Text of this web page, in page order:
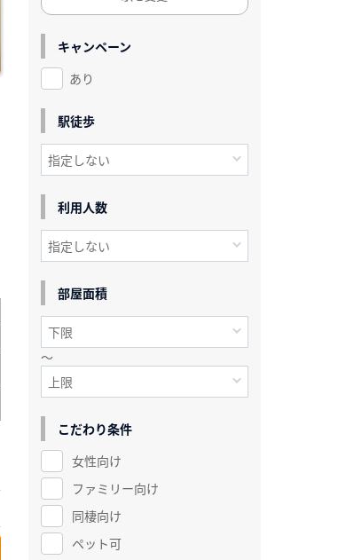
キャンペーン
あり
駅徒歩
利用人数
部屋面積
～
こだわり条件
女性向け
ファミリー向け
同棲向け
ペット可